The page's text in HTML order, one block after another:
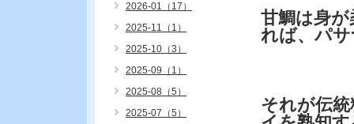
甘鯛は身
れば、パ
それが伝
2026-01（17）
2025-11（1）
2025-10（3）
2025-09（1）
2025-08（5）
2025-07（5）